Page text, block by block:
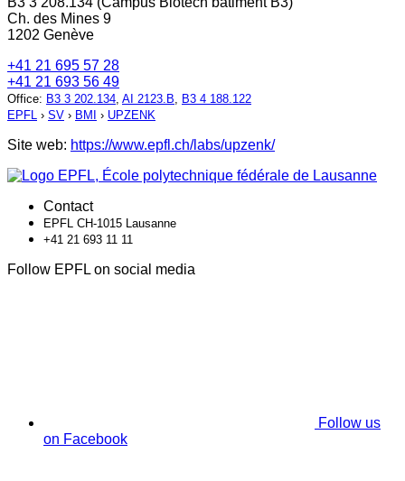
Ch. des Mines 9
1202 Genève
+41 21 695 57 28
+41 21 693 56 49
Office: B3 3 202.134, AI 2123.B, B3 4 188.122
EPFL › SV › BMI › UPZENK
Site web: https://www.epfl.ch/labs/upzenk/
Contact
EPFL CH-1015 Lausanne
+41 21 693 11 11
Follow EPFL on social media
Follow us
on Facebook